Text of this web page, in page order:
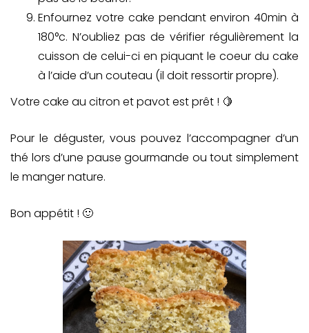
Enfournez votre cake pendant environ 40min à
180°c. N’oubliez pas de vérifier régulièrement la
cuisson de celui-ci en piquant le coeur du cake
à l’aide d’un couteau (il doit ressortir propre).
Votre cake au citron et pavot est prêt ! 🍋
Pour le déguster, vous pouvez l’accompagner d’un
thé lors d’une pause gourmande ou tout simplement
le manger nature.
Bon appétit ! 🙂